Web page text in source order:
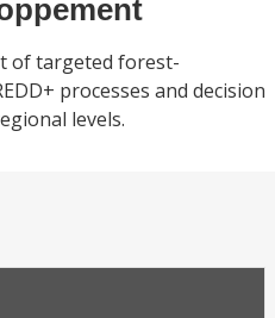
of targeted forest-
processes and decision
levels.